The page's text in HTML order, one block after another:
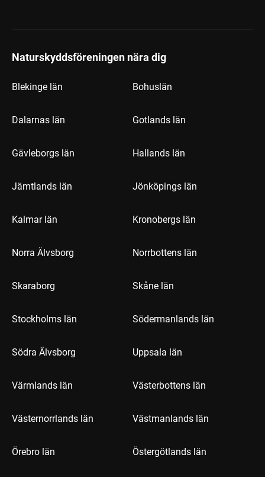
Naturskyddsföreningen nära dig
Blekinge län Bohuslän
Dalarnas län Gotlands län
Gävleborgs län Hallands län
Jämtlands län Jönköpings län
Kalmar län Kronobergs län
Norra Älvsborg Norrbottens län
Skaraborg Skåne län
Stockholms län Södermanlands län
Södra Älvsborg Uppsala län
Värmlands län Västerbottens län
Västernorrlands län Västmanlands län
Örebro län Östergötlands län